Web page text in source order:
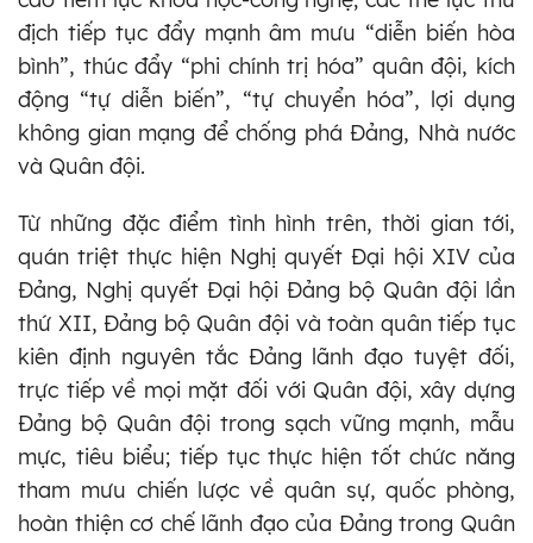
địch tiếp tục đẩy mạnh âm mưu “diễn biến hòa
bình”, thúc đẩy “phi chính trị hóa” quân đội, kích
động “tự diễn biến”, “tự chuyển hóa”, lợi dụng
không gian mạng để chống phá Đảng, Nhà nước
và Quân đội.
Từ những đặc điểm tình hình trên, thời gian tới,
quán triệt thực hiện Nghị quyết Đại hội XIV của
Đảng, Nghị quyết Đại hội Đảng bộ Quân đội lần
thứ XII, Đảng bộ Quân đội và toàn quân tiếp tục
kiên định nguyên tắc Đảng lãnh đạo tuyệt đối,
trực tiếp về mọi mặt đối với Quân đội, xây dựng
Đảng bộ Quân đội trong sạch vững mạnh, mẫu
mực, tiêu biểu; tiếp tục thực hiện tốt chức năng
tham mưu chiến lược về quân sự, quốc phòng,
hoàn thiện cơ chế lãnh đạo của Đảng trong Quân